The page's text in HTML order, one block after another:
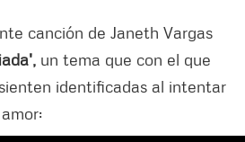
canción de Janeth Vargas
un tema que con el que
identificadas al intentar